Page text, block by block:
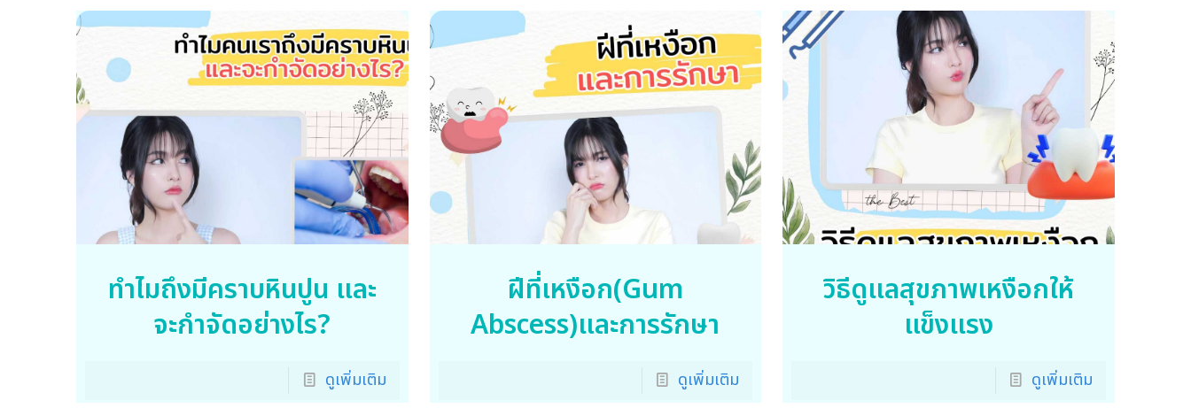
ทำไมถึงมีคราบหินปูน และ
จะกำจัดอย่างไร?
ดูเพิ่มเติม
ฝีที่เหงือก(Gum
Abscess)และการรักษา
ดูเพิ่มเติม
วิธีดูแลสุขภาพเหงือกให้
แข็งแรง
ดูเพิ่มเติม